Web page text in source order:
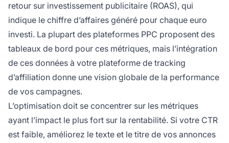
retour sur investissement publicitaire (ROAS), qui
indique le chiffre d’affaires généré pour chaque euro
investi. La plupart des plateformes PPC proposent des
tableaux de bord pour ces métriques, mais l’intégration
de ces données à votre plateforme de tracking
d’affiliation donne une vision globale de la performance
de vos campagnes.
L’optimisation doit se concentrer sur les métriques
ayant l’impact le plus fort sur la rentabilité. Si votre CTR
est faible, améliorez le texte et le titre de vos annonces